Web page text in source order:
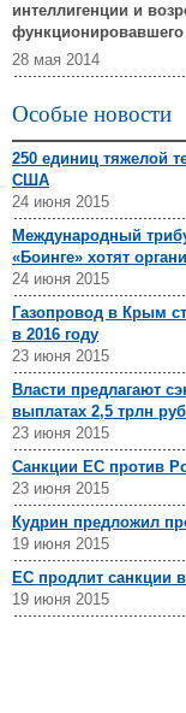
интеллигенции и
функционировавшего
28 мая 2014
Особые новости
250 единиц тяжелой
США
24 июня 2015
Международный
«Боинге» хотят
24 июня 2015
Газопровод в Крым
в 2016 году
23 июня 2015
Власти предлагают
выплатах 2,5 трлн
23 июня 2015
Санкции ЕС против
23 июня 2015
Кудрин предложил
19 июня 2015
ЕС продлит санкции
19 июня 2015